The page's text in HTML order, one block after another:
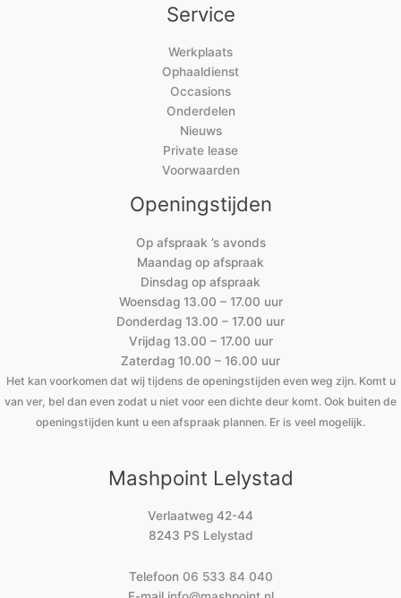
Service
Werkplaats
Ophaaldienst
Occasions
Onderdelen
Nieuws
Private lease
Voorwaarden
Openingstijden
Op afspraak ’s avonds
Maandag op afspraak
Dinsdag op afspraak
Woensdag 13.00 – 17.00 uur
Donderdag 13.00 – 17.00 uur
Vrijdag 13.00 – 17.00 uur
Zaterdag 10.00 – 16.00 uur
Het kan voorkomen dat wij tijdens de openingstijden even weg zijn. Komt u
van ver, bel dan even zodat u niet voor een dichte deur komt. Ook buiten de
openingstijden kunt u een afspraak plannen. Er is veel mogelijk.
Mashpoint Lelystad
Verlaatweg 42-44
8243 PS Lelystad
Telefoon 06 533 84 040